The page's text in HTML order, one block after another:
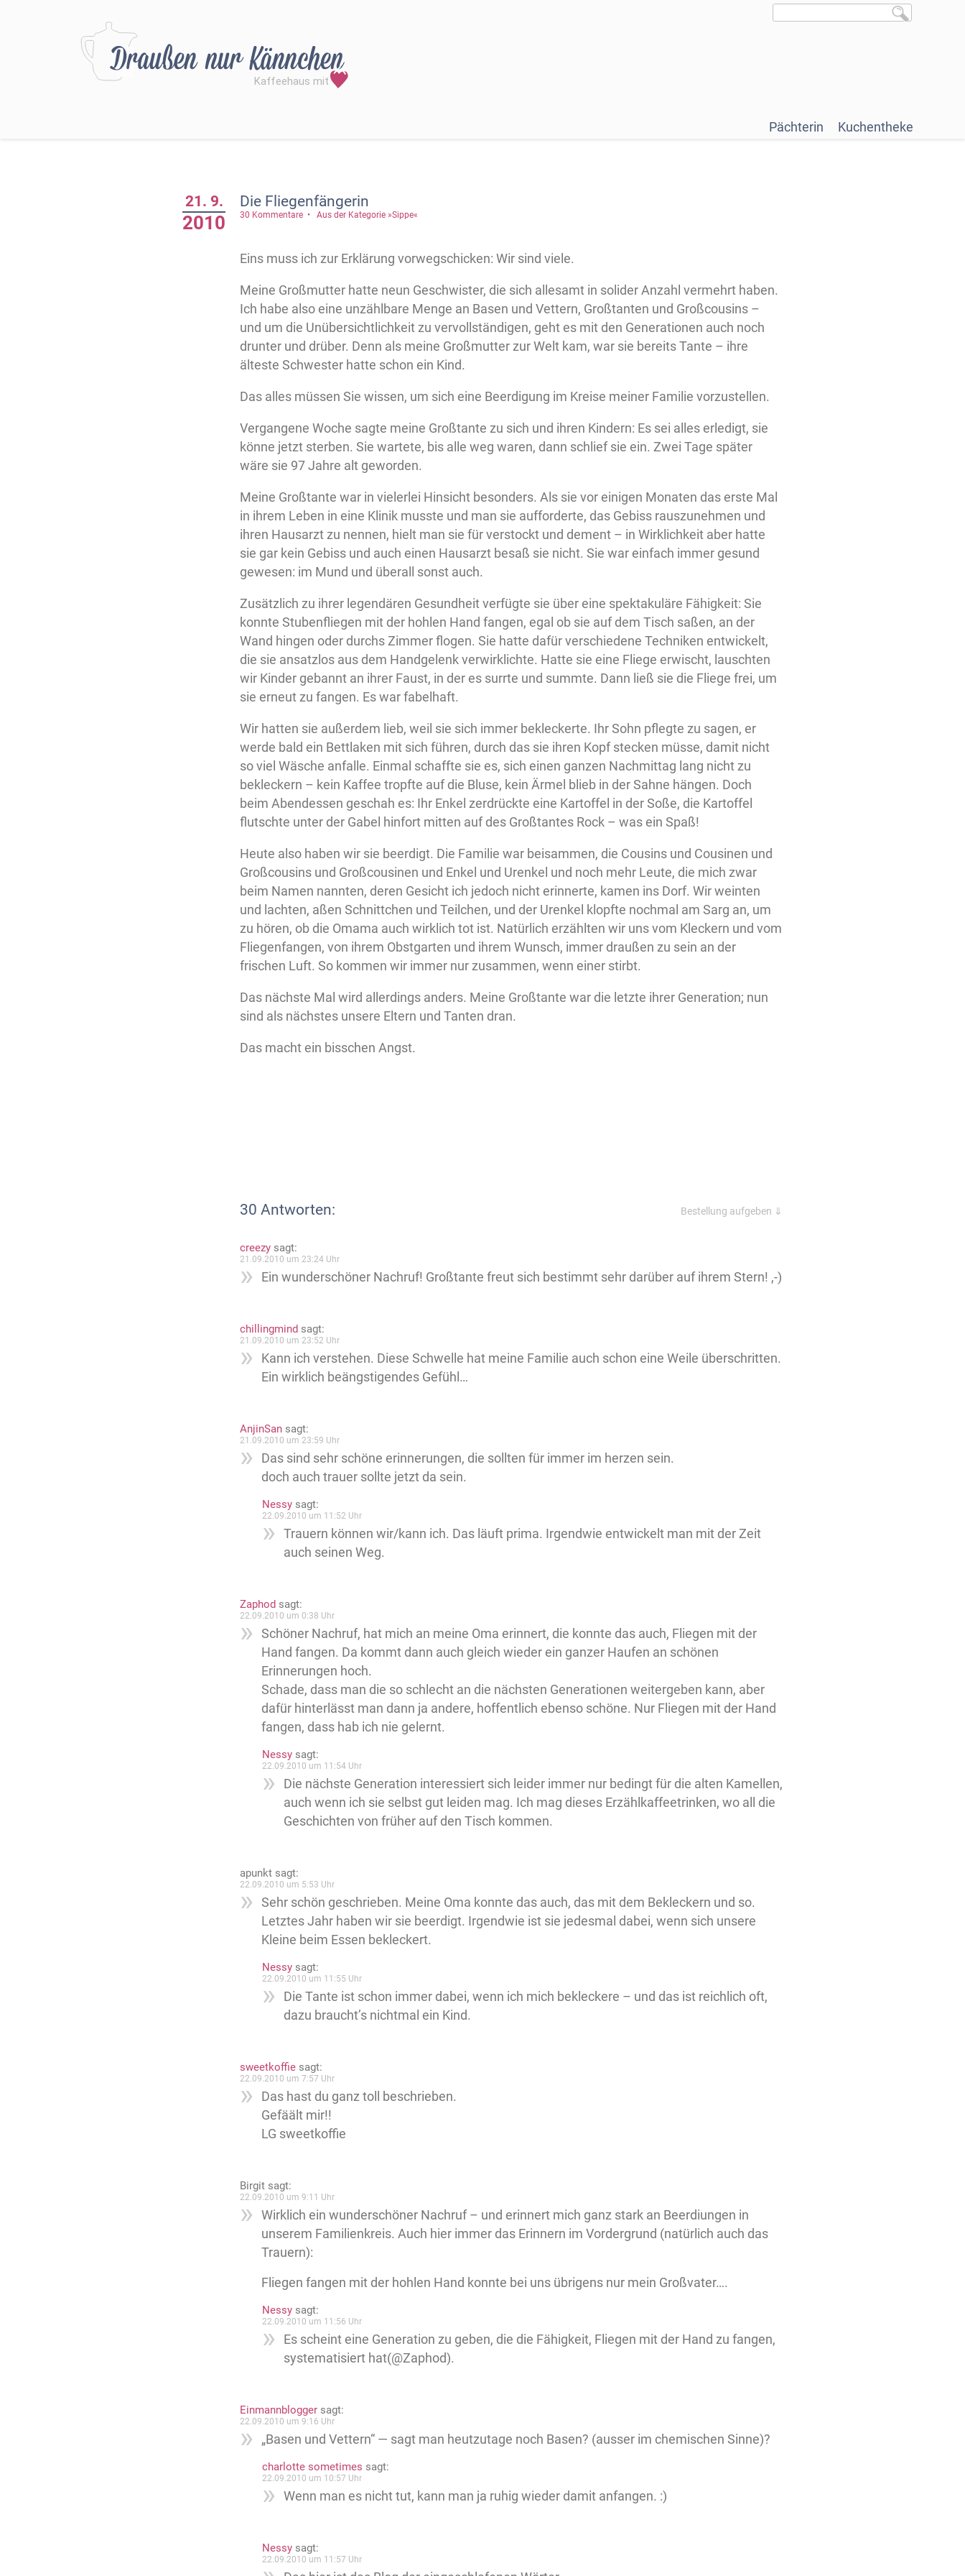
Pächterin Kuchentheke
Die Fliegenfängerin
21. 9.
2010 30 Kommentare Aus der Kategorie »Sippe«
Eins muss ich zur Erklärung vorwegschicken: Wir sind viele.
Meine Großmutter hatte neun Geschwister, die sich allesamt in solider Anzahl vermehrt haben.
Ich habe also eine unzählbare Menge an Basen und Vettern, Großtanten und Großcousins –
und um die Unübersichtlichkeit zu vervollständigen, geht es mit den Generationen auch noch
drunter und drüber. Denn als meine Großmutter zur Welt kam, war sie bereits Tante – ihre
älteste Schwester hatte schon ein Kind.
Das alles müssen Sie wissen, um sich eine Beerdigung im Kreise meiner Familie vorzustellen.
Vergangene Woche sagte meine Großtante zu sich und ihren Kindern: Es sei alles erledigt, sie
könne jetzt sterben. Sie wartete, bis alle weg waren, dann schlief sie ein. Zwei Tage später
wäre sie 97 Jahre alt geworden.
Meine Großtante war in vielerlei Hinsicht besonders. Als sie vor einigen Monaten das erste Mal
in ihrem Leben in eine Klinik musste und man sie aufforderte, das Gebiss rauszunehmen und
ihren Hausarzt zu nennen, hielt man sie für verstockt und dement – in Wirklichkeit aber hatte
sie gar kein Gebiss und auch einen Hausarzt besaß sie nicht. Sie war einfach immer gesund
gewesen: im Mund und überall sonst auch.
Zusätzlich zu ihrer legendären Gesundheit verfügte sie über eine spektakuläre Fähigkeit: Sie
konnte Stubenfliegen mit der hohlen Hand fangen, egal ob sie auf dem Tisch saßen, an der
Wand hingen oder durchs Zimmer flogen. Sie hatte dafür verschiedene Techniken entwickelt,
die sie ansatzlos aus dem Handgelenk verwirklichte. Hatte sie eine Fliege erwischt, lauschten
wir Kinder gebannt an ihrer Faust, in der es surrte und summte. Dann ließ sie die Fliege frei, um
sie erneut zu fangen. Es war fabelhaft.
Wir hatten sie außerdem lieb, weil sie sich immer bekleckerte. Ihr Sohn pflegte zu sagen, er
werde bald ein Bettlaken mit sich führen, durch das sie ihren Kopf stecken müsse, damit nicht
so viel Wäsche anfalle. Einmal schaffte sie es, sich einen ganzen Nachmittag lang nicht zu
bekleckern – kein Kaffee tropfte auf die Bluse, kein Ärmel blieb in der Sahne hängen. Doch
beim Abendessen geschah es: Ihr Enkel zerdrückte eine Kartoffel in der Soße, die Kartoffel
flutschte unter der Gabel hinfort mitten auf des Großtantes Rock – was ein Spaß!
Heute also haben wir sie beerdigt. Die Familie war beisammen, die Cousins und Cousinen und
Großcousins und Großcousinen und Enkel und Urenkel und noch mehr Leute, die mich zwar
beim Namen nannten, deren Gesicht ich jedoch nicht erinnerte, kamen ins Dorf. Wir weinten
und lachten, aßen Schnittchen und Teilchen, und der Urenkel klopfte nochmal am Sarg an, um
zu hören, ob die Omama auch wirklich tot ist. Natürlich erzählten wir uns vom Kleckern und vom
Fliegenfangen, von ihrem Obstgarten und ihrem Wunsch, immer draußen zu sein an der
frischen Luft. So kommen wir immer nur zusammen, wenn einer stirbt.
Das nächste Mal wird allerdings anders. Meine Großtante war die letzte ihrer Generation; nun
sind als nächstes unsere Eltern und Tanten dran.
Das macht ein bisschen Angst.
30 Antworten: Bestellung aufgeben ⇓
creezy sagt:
21.09.2010 um 23:24 Uhr
Ein wunderschöner Nachruf! Großtante freut sich bestimmt sehr darüber auf ihrem Stern! ,-)
chillingmind sagt:
21.09.2010 um 23:52 Uhr
Kann ich verstehen. Diese Schwelle hat meine Familie auch schon eine Weile überschritten.
Ein wirklich beängstigendes Gefühl…
AnjinSan sagt:
21.09.2010 um 23:59 Uhr
Das sind sehr schöne erinnerungen, die sollten für immer im herzen sein.
doch auch trauer sollte jetzt da sein.
Nessy sagt:
22.09.2010 um 11:52 Uhr
Trauern können wir/kann ich. Das läuft prima. Irgendwie entwickelt man mit der Zeit
auch seinen Weg.
Zaphod sagt:
22.09.2010 um 0:38 Uhr
Schöner Nachruf, hat mich an meine Oma erinnert, die konnte das auch, Fliegen mit der
Hand fangen. Da kommt dann auch gleich wieder ein ganzer Haufen an schönen
Erinnerungen hoch.
Schade, dass man die so schlecht an die nächsten Generationen weitergeben kann, aber
dafür hinterlässt man dann ja andere, hoffentlich ebenso schöne. Nur Fliegen mit der Hand
fangen, dass hab ich nie gelernt.
Nessy sagt:
22.09.2010 um 11:54 Uhr
Die nächste Generation interessiert sich leider immer nur bedingt für die alten Kamellen,
auch wenn ich sie selbst gut leiden mag. Ich mag dieses Erzählkaffeetrinken, wo all die
Geschichten von früher auf den Tisch kommen.
apunkt sagt:
22.09.2010 um 5:53 Uhr
Sehr schön geschrieben. Meine Oma konnte das auch, das mit dem Bekleckern und so.
Letztes Jahr haben wir sie beerdigt. Irgendwie ist sie jedesmal dabei, wenn sich unsere
Kleine beim Essen bekleckert.
Nessy sagt:
22.09.2010 um 11:55 Uhr
Die Tante ist schon immer dabei, wenn ich mich bekleckere – und das ist reichlich oft,
dazu braucht’s nichtmal ein Kind.
sweetkoffie sagt:
22.09.2010 um 7:57 Uhr
Das hast du ganz toll beschrieben.
Gefäält mir!!
LG sweetkoffie
Birgit sagt:
22.09.2010 um 9:11 Uhr
Wirklich ein wunderschöner Nachruf – und erinnert mich ganz stark an Beerdiungen in
unserem Familienkreis. Auch hier immer das Erinnern im Vordergrund (natürlich auch das
Trauern):
Fliegen fangen mit der hohlen Hand konnte bei uns übrigens nur mein Großvater….
Nessy sagt:
22.09.2010 um 11:56 Uhr
Es scheint eine Generation zu geben, die die Fähigkeit, Fliegen mit der Hand zu fangen,
systematisiert hat(@Zaphod).
Einmannblogger sagt:
22.09.2010 um 9:16 Uhr
„Basen und Vettern“ — sagt man heutzutage noch Basen? (ausser im chemischen Sinne)?
charlotte sometimes sagt:
22.09.2010 um 10:57 Uhr
Wenn man es nicht tut, kann man ja ruhig wieder damit anfangen. :)
Nessy sagt:
22.09.2010 um 11:57 Uhr